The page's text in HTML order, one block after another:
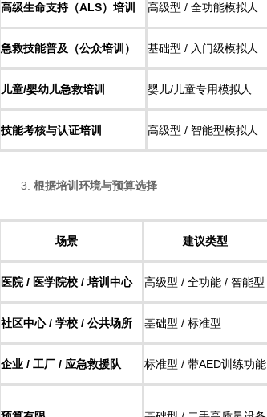
​高级生命支持（ALS）培训​ 高级型 / 全功能模拟人
​急救技能普及（公众培训）​ 基础型 / 入门级模拟人
​儿童/婴幼儿急救培训​ 婴儿/儿童专用模拟人
​技能考核与认证培训​ 高级型 / 智能型模拟人
3. ​ ​根据培训环境与预算选择​
场景 建议类型
​医院 / 医学院校 / 培训中心​ 高级型 / 全功能 / 智能型
​社区中心 / 学校 / 公共场所​ 基础型 / 标准型
​企业 / 工厂 / 应急救援队​ 标准型 / 带AED训练功能